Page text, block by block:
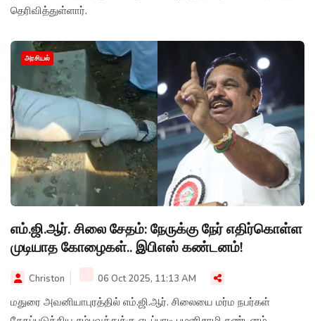
தெரிவித்துள்ளார்.
அரசியல்
எம்.ஜி.ஆர். சிலை சேதம்: நேருக்கு நேர் எதிர்கொள்ள
முடியாத கோழைகள்.. இபிஎஸ் கண்டனம்!
Christon 06 Oct 2025, 11:13 AM
மதுரை அவனியாபுரத்தில் எம்.ஜி.ஆர். சிலையை மர்ம நபர்கள்